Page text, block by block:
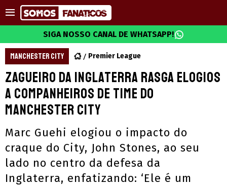
SIGA NOSSO CANAL DE WHATSAPP!
MANCHESTER CITY Premier League
Zagueiro da Inglaterra rasga elogios
a companheiros de time do
Manchester City
Marc Guehi elogiou o impacto do
craque do City, John Stones, ao seu
lado no centro da defesa da
Inglaterra, enfatizando: ‘Ele é um